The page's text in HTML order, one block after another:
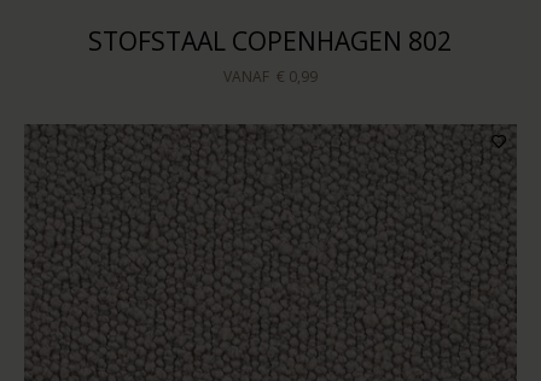
STOFSTAAL COPENHAGEN 802
VANAF € 0,99